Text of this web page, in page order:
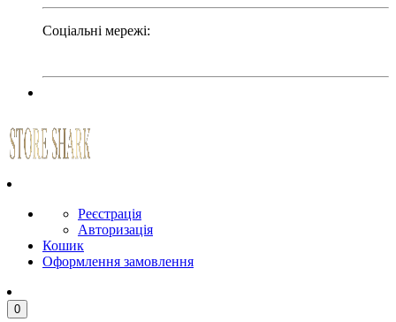
Соціальні мережі:
Реєстрація
Авторизація
Кошик
Оформлення замовлення
0